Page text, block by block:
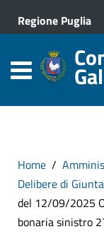
Regione Puglia
Home
Delibere di Giunta
del 12/09/2025
bonaria sinistro